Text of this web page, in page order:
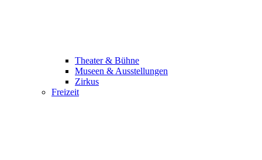
Theater & Bühne
Museen & Ausstellungen
Zirkus
Freizeit